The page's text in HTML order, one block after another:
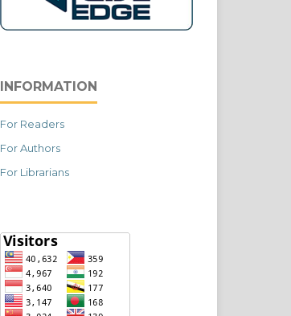
INFORMATION
For Readers
For Authors
For Librarians